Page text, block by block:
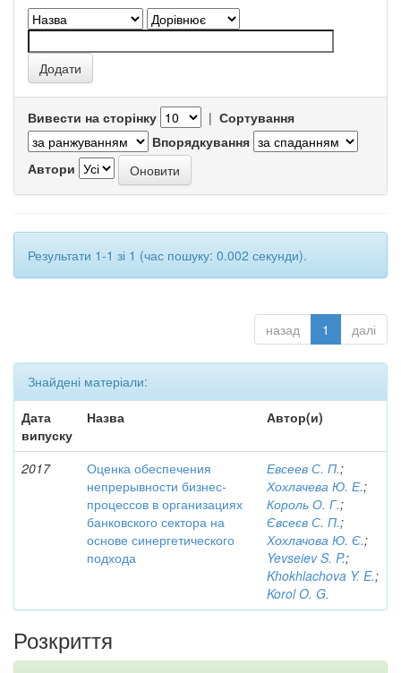
Вивести на сторінку | Сортування
Впорядкування
Автори
Результати 1-1 зі 1 (час пошуку: 0.002 секунди).
назад 1 далі
Знайдені матеріали:
Дата
випуску
Назва Автор(и)
2017
Оценка обеспечения
непрерывности бизнес-
процессов в организациях
банковского сектора на
основе синергетического
подхода
Евсеев С. П.;
Хохлачева Ю. Е.;
Король О. Г.;
Євсеєв С. П.;
Хохлачова Ю. Є.;
Yevseiev S. P.;
Khokhlachova Y. E.;
Korol O. G.
Розкриття